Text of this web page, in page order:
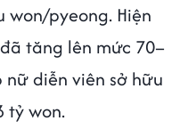
won/pyeong. Hiện
tăng lên mức 70–
diễn viên sở hữu
tỷ won.